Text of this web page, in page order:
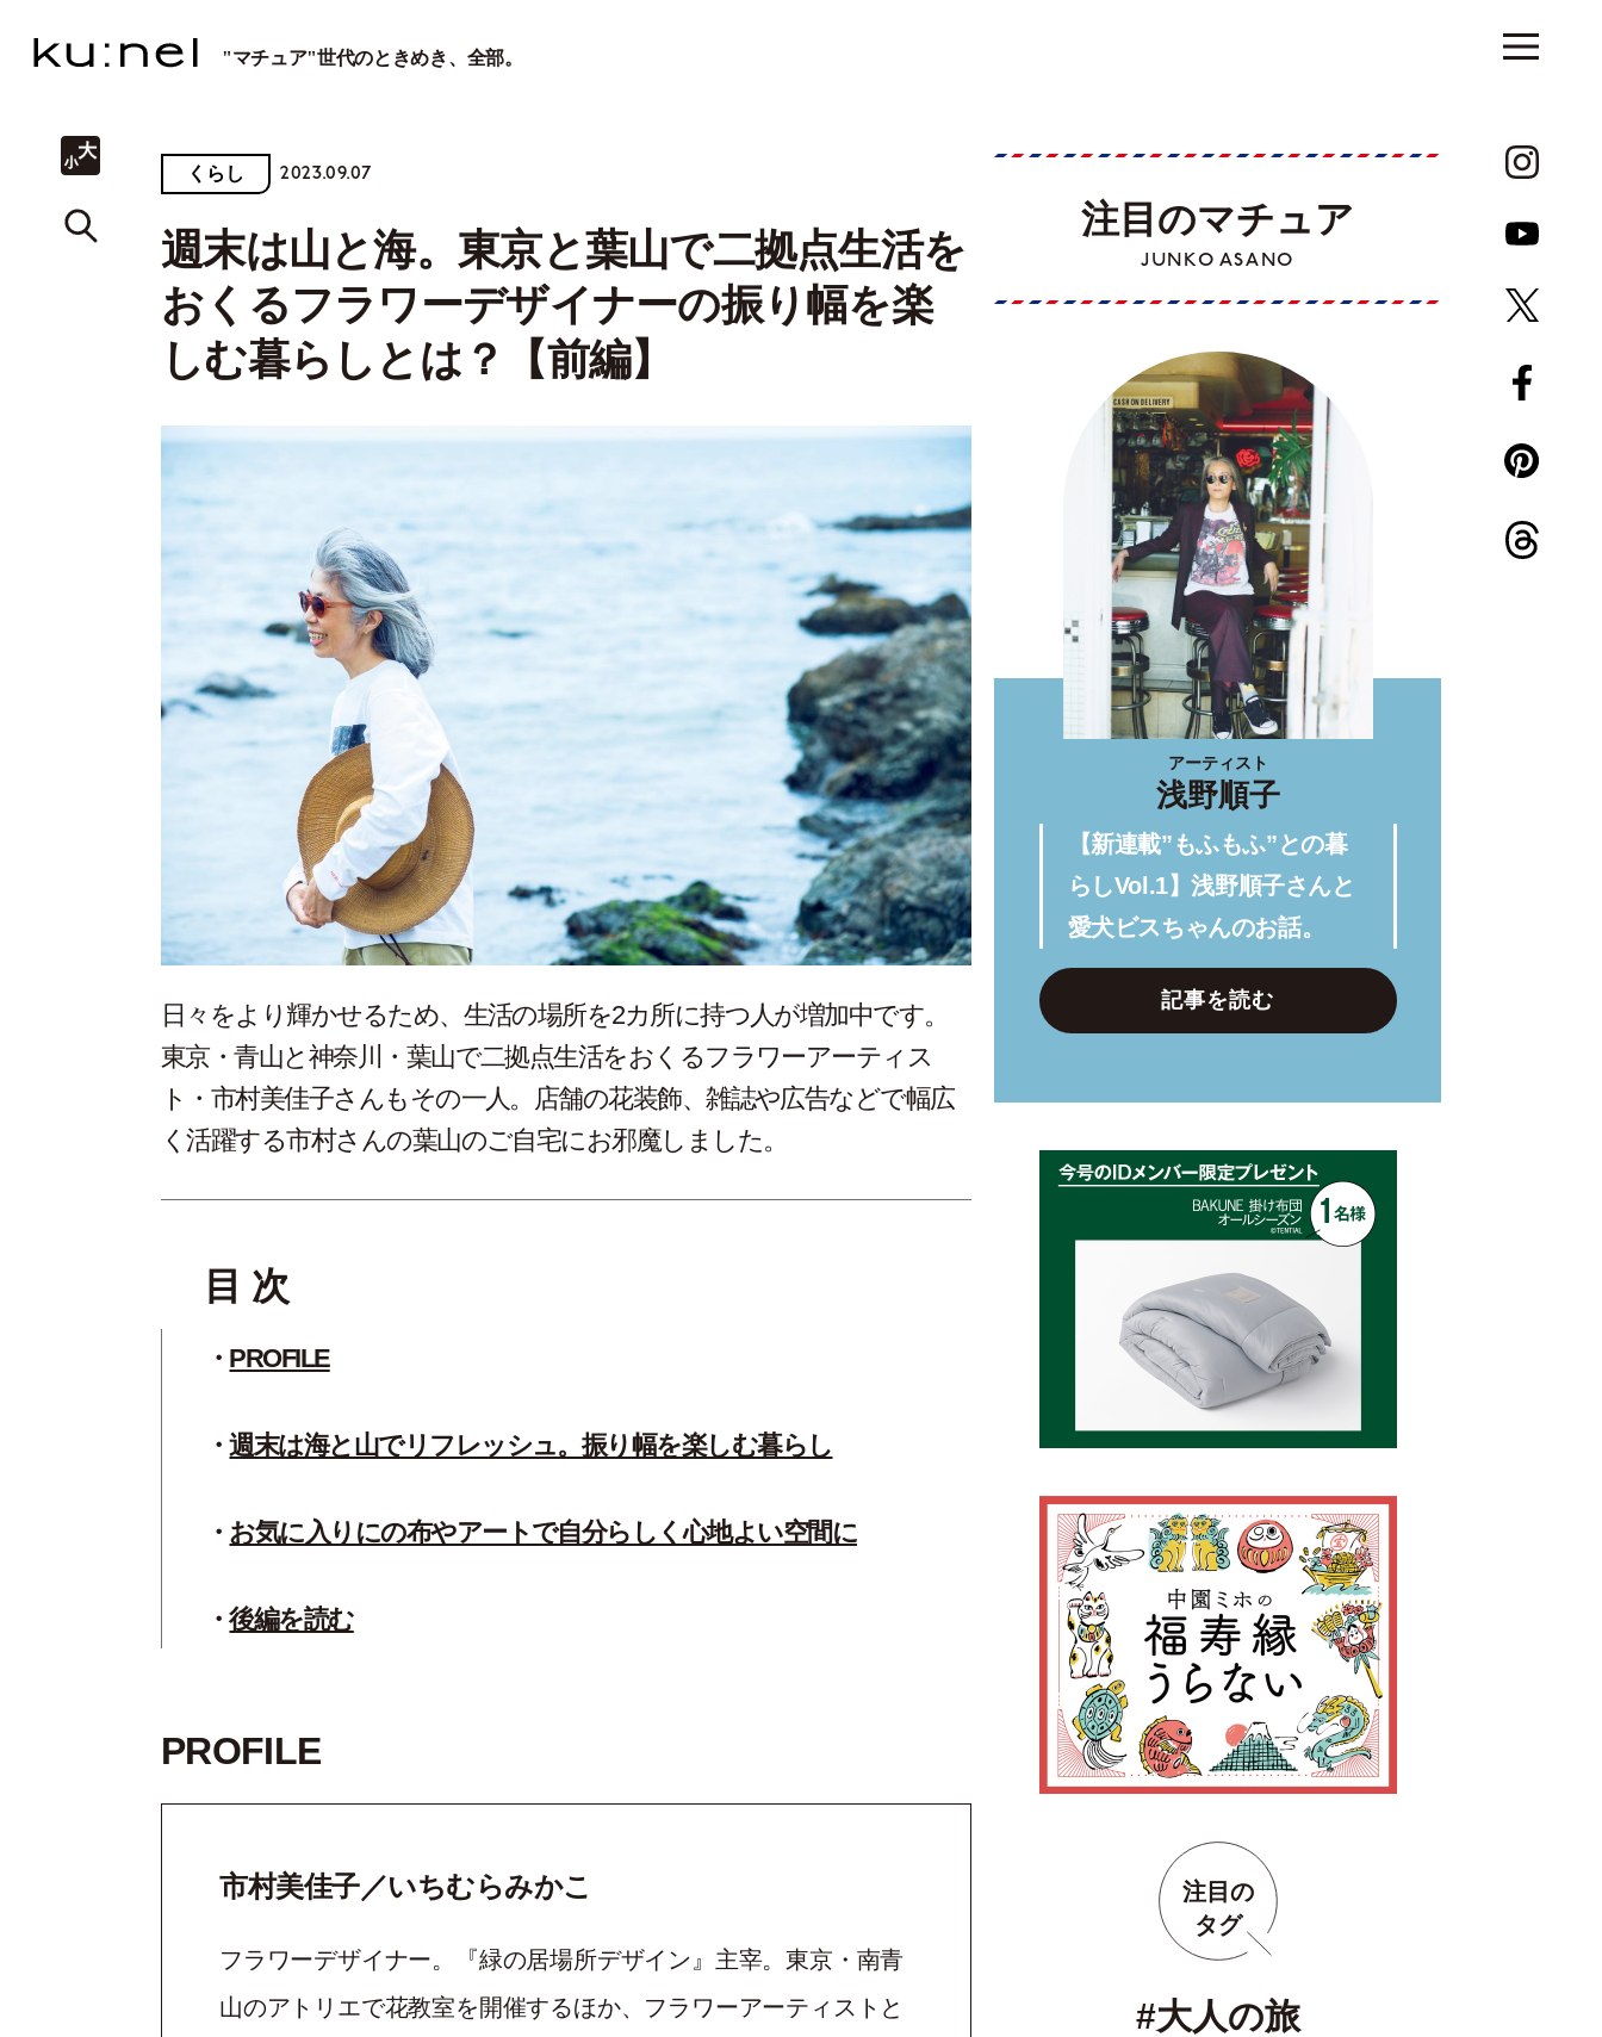
"マチュア"世代のときめき、全部。
くらし 2023.09.07
週末は山と海。東京と葉山で二拠点生活を
おくるフラワーデザイナーの振り幅を楽
しむ暮らしとは？【前編】
日々をより輝かせるため、生活の場所を2カ所に持つ人が増加中です。
東京・青山と神奈川・葉山で二拠点生活をおくるフラワーアーティス
ト・市村美佳子さんもその一人。店舗の花装飾、雑誌や広告などで幅広
く活躍する市村さんの葉山のご自宅にお邪魔しました。
目 次
PROFILE
週末は海と山でリフレッシュ。振り幅を楽しむ暮らし
お気に入りにの布やアートで自分らしく心地よい空間に
後編を読む
PROFILE
市村美佳子／いちむらみかこ
フラワーデザイナー。『緑の居場所デザイン』主宰。東京・南青
山のアトリエで花教室を開催するほか、フラワーアーティストと
注目のマチュア
JUNKO ASANO
アーティスト
浅野順子
【新連載”もふもふ”との暮
らしVol.1】浅野順子さんと
愛犬ビスちゃんのお話。
記事を読む
注目の
タグ
#大人の旅